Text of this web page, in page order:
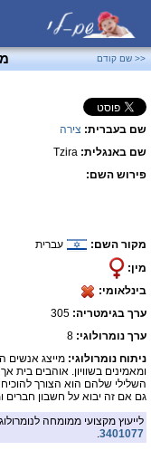
<< שם קודם
שם בעברית: צירה
שם באנגלית: Tzira
פירוש השם:
מקור השם:
עברית
מין:
בינלאומי:
ערך בגימטריה:
ערך נומרולוגי: 8
ניתוח נומרולוגי: מייצג אנשים
ומאמינים בשוויון. אוהבים בית
השלילי שלהם הוא הצורך
גם אם זה יבוא על חשבון
לייעוץ מקצועי ממומחה
3401077
.